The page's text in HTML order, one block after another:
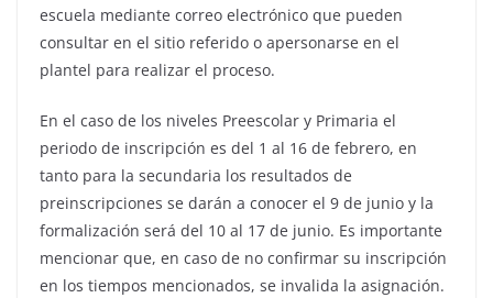
escuela mediante correo electrónico que pueden
consultar en el sitio referido o apersonarse en el
plantel para realizar el proceso.
En el caso de los niveles Preescolar y Primaria el
periodo de inscripción es del 1 al 16 de febrero, en
tanto para la secundaria los resultados de
preinscripciones se darán a conocer el 9 de junio y la
formalización será del 10 al 17 de junio. Es importante
mencionar que, en caso de no confirmar su inscripción
en los tiempos mencionados, se invalida la asignación.